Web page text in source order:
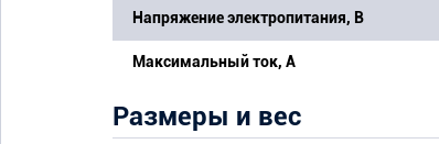
Напряжение электропитания, В
Максимальный ток, А
Размеры и вес